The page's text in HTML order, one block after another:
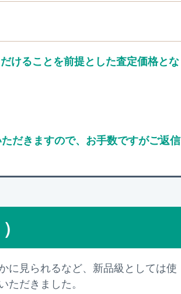
けることを前提とした査定価格とな
だきますので、お手数ですがご返信
に見られるなど、新品級としては使
ただきました。